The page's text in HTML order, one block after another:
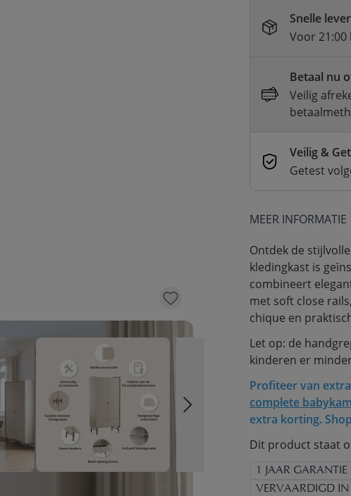
Snelle
Voor 21:00
Betaal nu
Veilig
Veilig &
Getest
MEER INFORMATIE
Ontdek de
kledingkast is
combineert
met soft close
chique en
Let op: de
kinderen er
Profiteer van
complete
extra korting.
Dit product staat
1 JAAR GARANTIE
VERVAARDIGD IN